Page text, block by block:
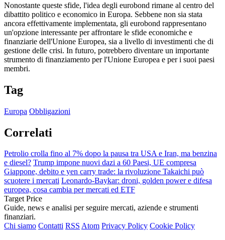
Nonostante queste sfide, l'idea degli eurobond rimane al centro del
dibattito politico e economico in Europa. Sebbene non sia stata
ancora effettivamente implementata, gli eurobond rappresentano
un'opzione interessante per affrontare le sfide economiche e
finanziarie dell'Unione Europea, sia a livello di investimenti che di
gestione delle crisi. In futuro, potrebbero diventare un importante
strumento di finanziamento per l'Unione Europea e per i suoi paesi
membri.
Tag
Europa Obbligazioni
Correlati
Petrolio crolla fino al 7% dopo la pausa tra USA e Iran, ma benzina
e diesel? Trump impone nuovi dazi a 60 Paesi, UE compresa
Giappone, debito e yen carry trade: la rivoluzione Takaichi può
scuotere i mercati Leonardo-Baykar: droni, golden power e difesa
europea, cosa cambia per mercati ed ETF
Target Price
Guide, news e analisi per seguire mercati, aziende e strumenti
finanziari.
Chi siamo Contatti RSS Atom Privacy Policy Cookie Policy